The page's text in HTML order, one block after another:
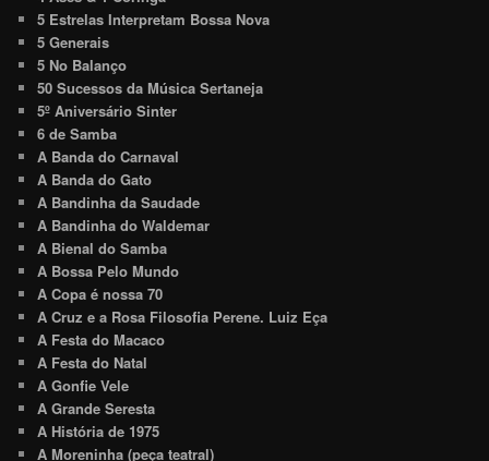
5 Estrelas Interpretam Bossa Nova
5 Generais
5 No Balanço
50 Sucessos da Música Sertaneja
5º Aniversário Sinter
6 de Samba
A Banda do Carnaval
A Banda do Gato
A Bandinha da Saudade
A Bandinha do Waldemar
A Bienal do Samba
A Bossa Pelo Mundo
A Copa é nossa 70
A Cruz e a Rosa Filosofia Perene. Luiz Eça
A Festa do Macaco
A Festa do Natal
A Gonfie Vele
A Grande Seresta
A História de 1975
A Moreninha (peça teatral)